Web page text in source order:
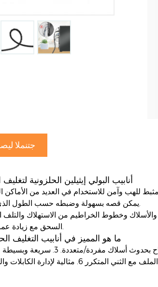
جتنملا
أنابيب البولي إيثيلين الحلزونية لتغليف
للهب وآمن للاستخدام في العديد من الأماكن
والأسلاك وخطوط الخراطيم من الاستهلاك والتلف
ما هو المميز في أنابيب التغليف
3. سريعة وبسيطة
6. مثالية لإدارة الكابلات